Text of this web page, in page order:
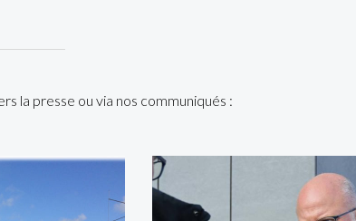
la presse ou via nos communiqués :